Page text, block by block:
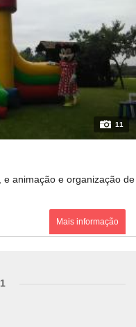
11
animação e organização de
Mais informação